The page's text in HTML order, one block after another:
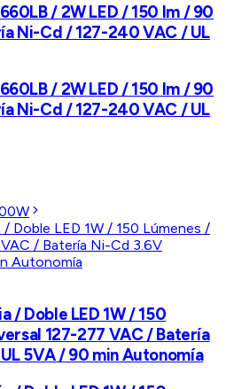
/ 2W LED / 150 lm / 90
Ni-Cd / 127-240 VAC / UL
/ 2W LED / 150 lm / 90
Ni-Cd / 127-240 VAC / UL
/ Doble LED 1W / 150
127-277 VAC / Batería
5VA / 90 min Autonomía